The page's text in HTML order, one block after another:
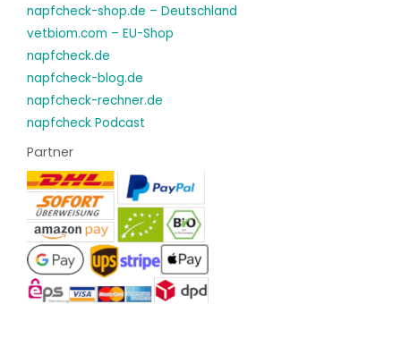
napfcheck-shop.de – Deutschland
vetbiom.com – EU-Shop
napfcheck.de
napfcheck-blog.de
napfcheck-rechner.de
napfcheck Podcast
Partner